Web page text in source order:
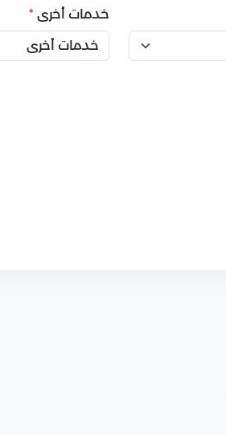
خدمات أخرى *